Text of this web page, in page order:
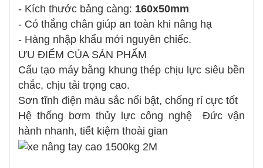
- Kích thước bảng càng: 160x50mm
- Có thắng chân giúp an toàn khi nâng hạ
- Hàng nhập khẩu mới nguyên chiếc.
ƯU ĐIỂM CỦA SẢN PHẨM
Cấu tạo máy bằng khung thép chịu lực siêu bền
chắc, chịu tải trọng cao.
Sơn tĩnh điện màu sắc nổi bật, chống rỉ cực tốt
Hệ thống bơm thủy lực công nghệ Đức vận
hành nhanh, tiết kiệm thoài gian